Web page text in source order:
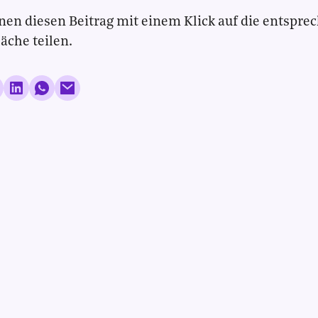
diesen Beitrag mit einem Klick auf die
teilen.